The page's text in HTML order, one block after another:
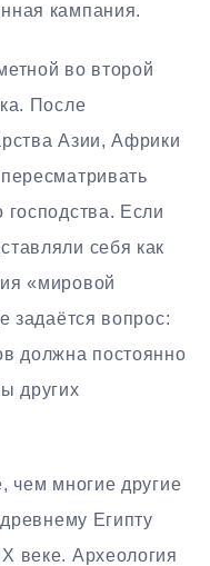
кампания.
во второй
После
Азии, Африки
господства. Если
себя как
«мировой
задаётся вопрос:
должна постоянно
других
чем многие другие
Египту
веке. Археология